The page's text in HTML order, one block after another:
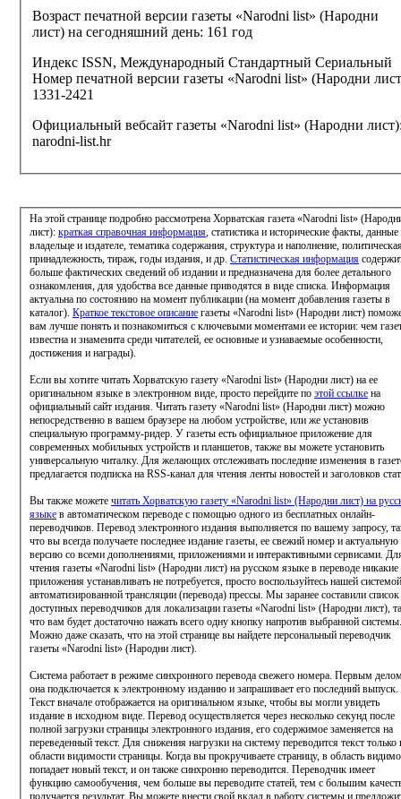
Возраст печатной версии газеты «Narodni list» (Народни
лист) на сегодняшний день: 161 год
Индекс ISSN, Международный Стандартный Сериальный
Номер печатной версии газеты «Narodni list» (Народни
1331-2421
Официальный вебсайт газеты «Narodni list» (Народни
narodni-list.hr
На этой странице подробно рассмотрена Хорватская газета «Narodni list»
лист): краткая справочная информация , статистика и исторические факты, данные
владельце и издателе, тематика содержания, структура и наполнение,
принадлежность, тираж, годы издания, и др. Статистическая информация
больше фактических сведений об издании и предназначена для более детального
ознакомления, для удобства все данные приводятся в виде списка. Информация
актуальна по состоянию на момент публикации (на момент добавления газеты в
каталог). Краткое текстовое описание газеты «Narodni list» (Народни лист)
вам лучше понять и познакомиться с ключевыми моментами ее истории: чем
известна и знаменита среди читателей, ее основные и узнаваемые особенности,
достижения и награды).
Если вы хотите читать Хорватскую газету «Narodni list» (Народни лист) на ее
оригинальном языке в электронном виде, просто перейдите по этой ссылке на
официальный сайт издания. Читать газету «Narodni list» (Народни лист) можно
непосредственно в вашем браузере на любом устройстве, или же установив
специальную программу-ридер. У газеты есть официальное приложение для
современных мобильных устройств и планшетов, также вы можете установить
универсальную читалку. Для желающих отслеживать последние изменения в газете
предлагается подписка на RSS-канал для чтения ленты новостей и заголовков
Вы также можете читать Хорватскую газету «Narodni list» (Народни лист) на
языке в автоматическом переводе с помощью одного из бесплатных онлайн-
переводчиков. Перевод электронного издания выполняется по вашему запросу,
что вы всегда получаете последнее издание газеты, ее свежий номер и актуальную
версию со всеми дополнениями, приложениями и интерактивными сервисами.
чтения газеты «Narodni list» (Народни лист) на русском языке в переводе никакие
приложения устанавливать не потребуется, просто воспользуйтесь нашей системой
автоматизированной трансляции (перевода) прессы. Мы заранее составили список
доступных переводчиков для локализации газеты «Narodni list» (Народни лист),
что вам будет достаточно нажать всего одну кнопку напротив выбранной системы.
Можно даже сказать, что на этой странице вы найдете персональный переводчик
газеты «Narodni list» (Народни лист).
Система работает в режиме синхронного перевода свежего номера. Первым делом
она подключается к электронному изданию и запрашивает его последний выпуск.
Текст вначале отображается на оригинальном языке, чтобы вы могли увидеть
издание в исходном виде. Перевод осуществляется через несколько секунд после
полной загрузки страницы электронного издания, его содержимое заменяется на
переведенный текст. Для снижения нагрузки на систему переводится текст только
области видимости страницы. Когда вы прокручиваете страницу, в область
попадает новый текст, и он также синхронно переводится. Переводчик имеет
функцию самообучения, чем больше вы переводите статей, тем с большим
получается результат. Вы можете внести свой вклад в работу системы и